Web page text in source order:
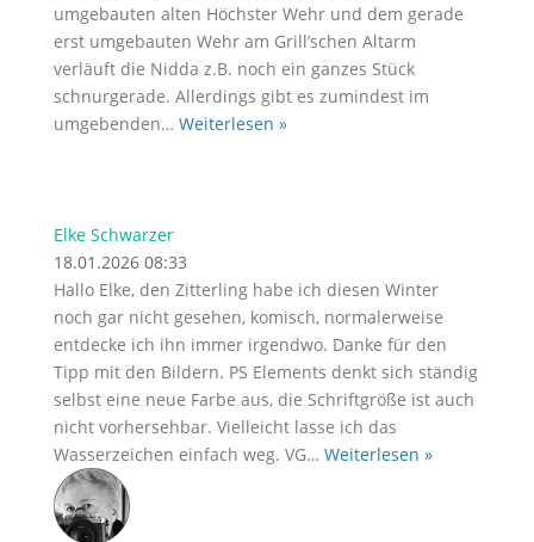
umgebauten alten Höchster Wehr und dem gerade
erst umgebauten Wehr am Grill’schen Altarm
verläuft die Nidda z.B. noch ein ganzes Stück
schnurgerade. Allerdings gibt es zumindest im
umgebenden… Weiterlesen »
Elke Schwarzer
18.01.2026 08:33
Hallo Elke, den Zitterling habe ich diesen Winter
noch gar nicht gesehen, komisch, normalerweise
entdecke ich ihn immer irgendwo. Danke für den
Tipp mit den Bildern. PS Elements denkt sich ständig
selbst eine neue Farbe aus, die Schriftgröße ist auch
nicht vorhersehbar. Vielleicht lasse ich das
Wasserzeichen einfach weg. VG… Weiterlesen »